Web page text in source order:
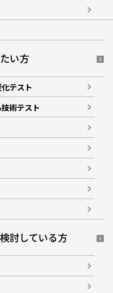
い方
テスト
術テスト
討している方